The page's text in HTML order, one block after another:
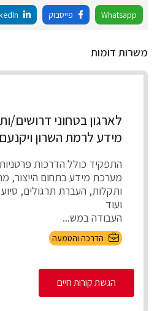
Whatsapp פייסבוק
משרות דומות
לארגון בטחוני דרושים/
מידע לרמת השרון ויקנעם
התפקיד כולל הדרכות
מערכת מידע בתחום הייצור,
ותקלות, העברת תרגולים,
ועוד
העבודה במש...
הדרכה והטמעה
הגשת קורות חיים